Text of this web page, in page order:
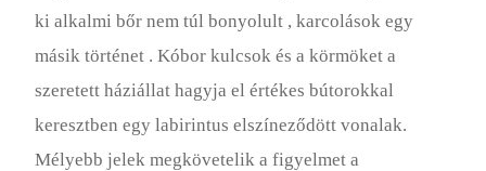
ki alkalmi bőr nem túl bonyolult , karcolások egy
másik történet . Kóbor kulcsok és a körmöket a
szeretett háziállat hagyja el értékes bútorokkal
keresztben egy labirintus elszíneződött vonalak.
Mélyebb jelek megkövetelik a figyelmet a